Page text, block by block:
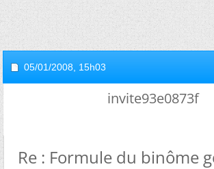
05/01/2008, 15h03
invite93e0873f
Re : Formule du binôme